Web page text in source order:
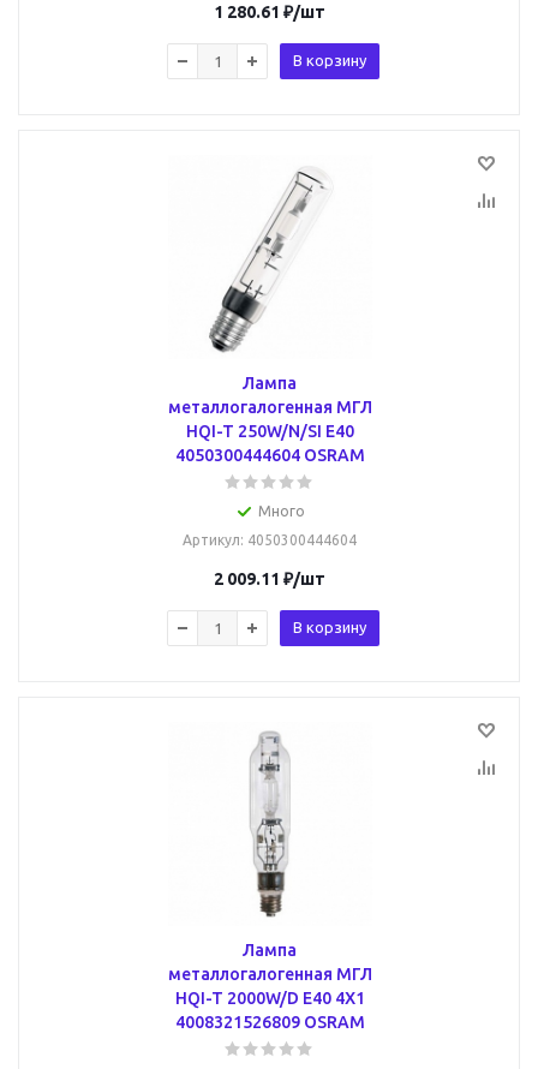
1 280.61 ₽/шт
В корзину
Лампа
металлогалогенная МГЛ
HQI-T 250W/N/SI E40
4050300444604 OSRAM
Много
Артикул: 4050300444604
2 009.11 ₽/шт
В корзину
Лампа
металлогалогенная МГЛ
HQI-T 2000W/D E40 4X1
4008321526809 OSRAM